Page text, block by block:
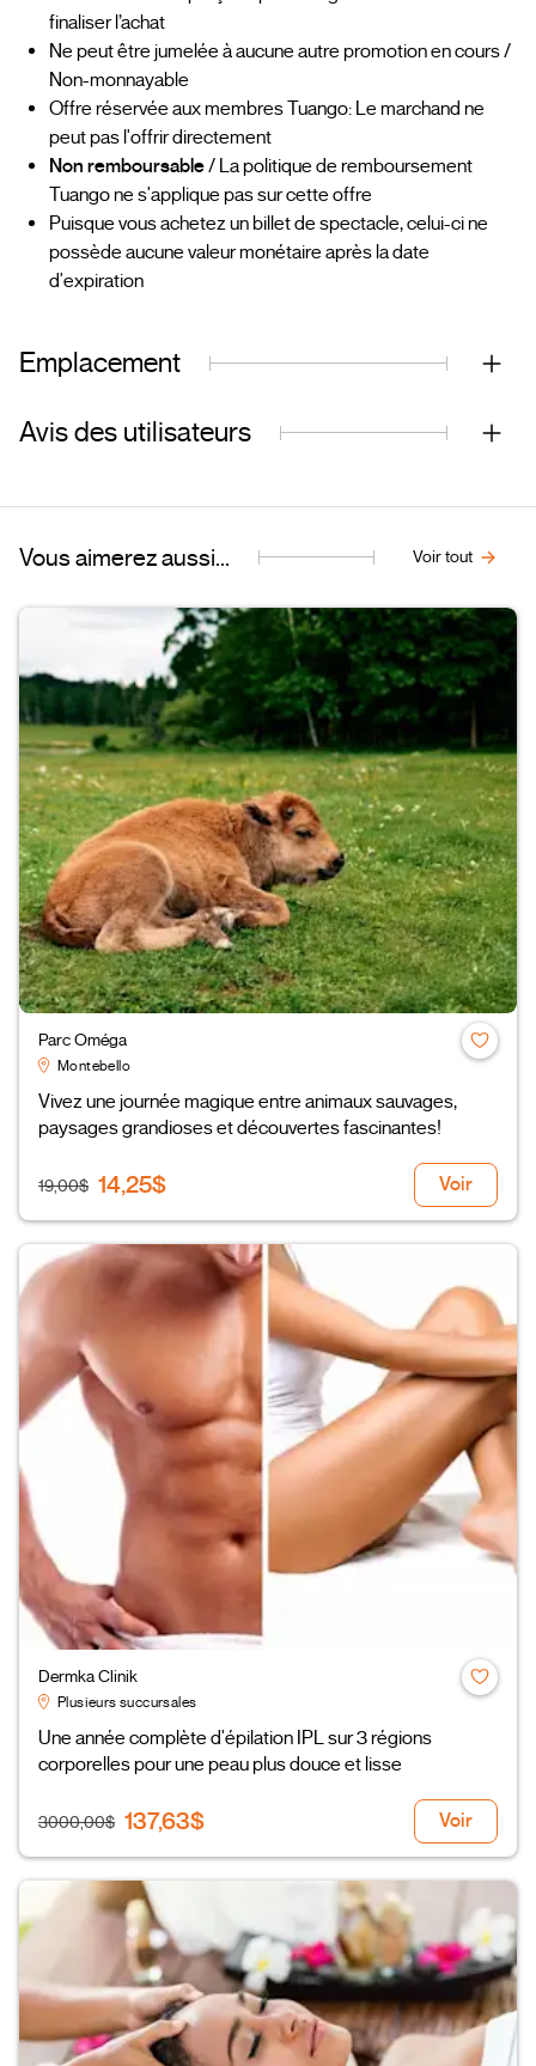
finaliser l’achat
Ne peut être jumelée à aucune autre promotion en cours /
Non-monnayable
Offre réservée aux membres Tuango: Le marchand ne
peut pas l'offrir directement
Non remboursable/ La politique de remboursement
Tuango ne s'applique pas sur cette offre
Puisque vous achetez un billet de spectacle, celui-ci ne
possède aucune valeur monétaire après la date
d'expiration
Emplacement
Avis des utilisateurs
Vous aimerez aussi... Voir tout
Parc Oméga
Montebello
Vivez une journée magique entre animaux sauvages,
paysages grandioses et découvertes fascinantes!
19,00$ 14,25$ Voir
Dermka Clinik
Plusieurs succursales
Une année complète d'épilation IPL sur 3 régions
corporelles pour une peau plus douce et lisse
3000,00$ 137,63$ Voir